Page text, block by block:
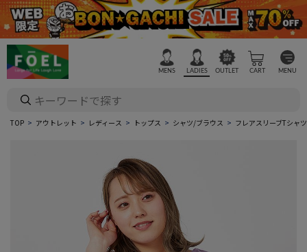
MENS LADIES OUTLET CART MENU
TOP アウトレット レディース トップス シャツ/ブラウス フレアスリーブTシャ